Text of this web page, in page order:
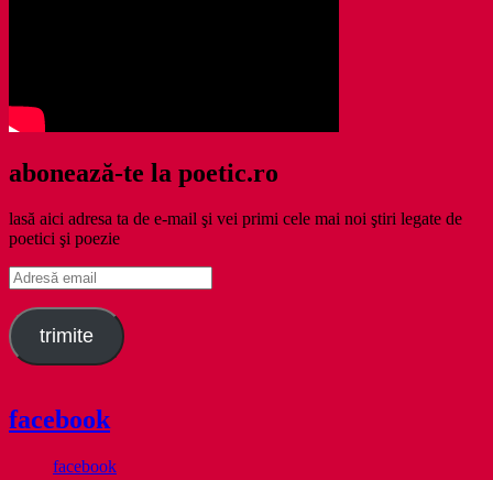
abonează-te la poetic.ro
lasă aici adresa ta de e-mail şi vei primi cele mai noi ştiri legate de
poetici şi poezie
Adresă
email
trimite
facebook
facebook